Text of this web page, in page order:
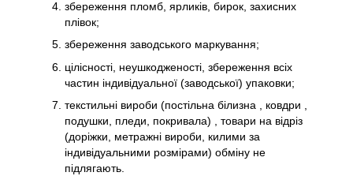
збереження пломб, ярликів, бирок, захисних
плівок;
збереження заводського маркування;
цілісності, неушкодженості, збереження всіх
частин індивідуальної (заводської) упаковки;
текстильні вироби (постільна білизна , ковдри ,
подушки, пледи, покривала) , товари на відріз
(доріжки, метражні вироби, килими за
індивідуальними розмірами) обміну не
підлягають.